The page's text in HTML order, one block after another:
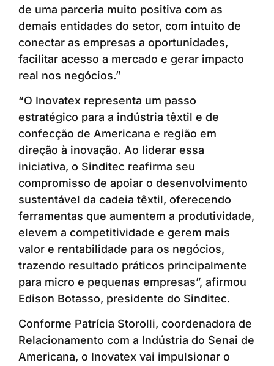
de uma parceria muito positiva com as
demais entidades do setor, com intuito de
conectar as empresas a oportunidades,
facilitar acesso a mercado e gerar impacto
real nos negócios.”
“O Inovatex representa um passo
estratégico para a indústria têxtil e de
confecção de Americana e região em
direção à inovação. Ao liderar essa
iniciativa, o Sinditec reafirma seu
compromisso de apoiar o desenvolvimento
sustentável da cadeia têxtil, oferecendo
ferramentas que aumentem a produtividade,
elevem a competitividade e gerem mais
valor e rentabilidade para os negócios,
trazendo resultado práticos principalmente
para micro e pequenas empresas”, afirmou
Edison Botasso, presidente do Sinditec.
Conforme Patrícia Storolli, coordenadora de
Relacionamento com a Indústria do Senai de
Americana, o Inovatex vai impulsionar o